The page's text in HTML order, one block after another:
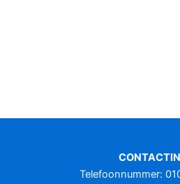
Telefoonnummer: